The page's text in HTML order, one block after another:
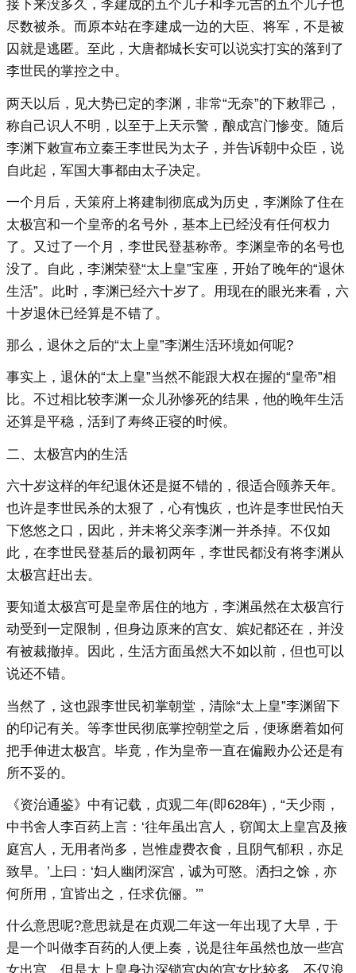
接下来没多久，李建成的五个儿子和李元吉的五个儿子也
尽数被杀。而原本站在李建成一边的大臣、将军，不是被
囚就是逃匿。至此，大唐都城长安可以说实打实的落到了
李世民的掌控之中。
两天以后，见大势已定的李渊，非常“无奈”的下敕罪己，
称自己识人不明，以至于上天示警，酿成宫门惨变。随后
李渊下敕宣布立秦王李世民为太子，并告诉朝中众臣，说
自此起，军国大事都由太子决定。
一个月后，天策府上将建制彻底成为历史，李渊除了住在
太极宫和一个皇帝的名号外，基本上已经没有任何权力
了。又过了一个月，李世民登基称帝。李渊皇帝的名号也
没了。自此，李渊荣登“太上皇”宝座，开始了晚年的“退休
生活”。此时，李渊已经六十岁了。用现在的眼光来看，六
十岁退休已经算是不错了。
那么，退休之后的“太上皇”李渊生活环境如何呢?
事实上，退休的“太上皇”当然不能跟大权在握的“皇帝”相
比。不过相比较李渊一众儿孙惨死的结果，他的晚年生活
还算是平稳，活到了寿终正寝的时候。
二、太极宫内的生活
六十岁这样的年纪退休还是挺不错的，很适合颐养天年。
也许是李世民杀的太狠了，心有愧疚，也许是李世民怕天
下悠悠之口，因此，并未将父亲李渊一并杀掉。不仅如
此，在李世民登基后的最初两年，李世民都没有将李渊从
太极宫赶出去。
要知道太极宫可是皇帝居住的地方，李渊虽然在太极宫行
动受到一定限制，但身边原来的宫女、嫔妃都还在，并没
有被裁撤掉。因此，生活方面虽然大不如以前，但也可以
说还不错。
当然了，这也跟李世民初掌朝堂，清除“太上皇”李渊留下
的印记有关。等李世民彻底掌控朝堂之后，便琢磨着如何
把手伸进太极宫。毕竟，作为皇帝一直在偏殿办公还是有
所不妥的。
《资治通鉴》中有记载，贞观二年(即628年)，“天少雨，
中书舍人李百药上言：‘往年虽出宫人，窃闻太上皇宫及掖
庭宫人，无用者尚多，岂惟虚费衣食，且阴气郁积，亦足
致旱。’上曰：‘妇人幽闭深宫，诚为可愍。洒扫之馀，亦
何所用，宜皆出之，任求伉俪。’”
什么意思呢?意思就是在贞观二年这一年出现了大旱，于
是一个叫做李百药的人便上奏，说是往年虽然也放一些宫